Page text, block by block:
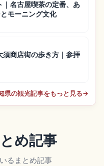
｜名古屋喫茶の定番、あ
モーニング文化
須商店街の歩き方｜参拝
県の観光記事をもっと見る→
め記事
るまとめ記事